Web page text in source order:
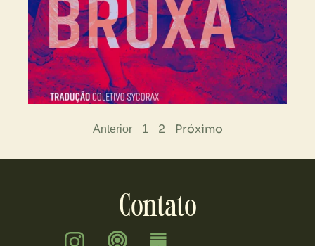
Anterior 1 2 Próximo
Contato